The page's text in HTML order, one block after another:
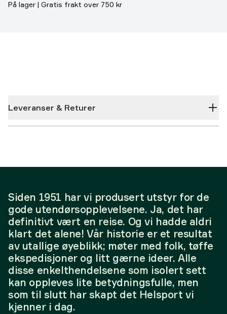
På lager | Gratis frakt over 750 kr
Leveranser & Returer
Siden 1951 har vi produsert utstyr for de
gode utendørsopplevelsene. Ja, det har
definitivt vært en reise. Og vi hadde aldri
klart det alene! Vår historie er et resultat
av utallige øyeblikk; møter med folk, tøffe
ekspedisjoner og litt gærne ideer. Alle
disse enkelthendelsene som isolert sett
kan oppleves lite betydningsfulle, men
som til slutt har skapt det Helsport vi
kjenner i dag.